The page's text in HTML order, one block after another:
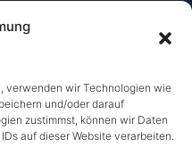
verwenden wir Technologien wie
und/oder darauf
zustimmst, können wir Daten
auf dieser Website verarbeiten.